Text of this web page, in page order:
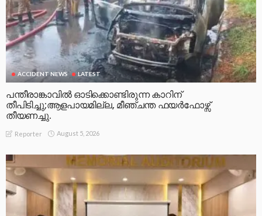
ACCIDENT NEWS LATEST
പന്തീരാങ്കാവിൽ ഓടിക്കൊണ്ടിരുന്ന കാറിന്
തീപിടിച്ചു;ആളപായമില്ല, മീഞ്ചന്ത ഫയർഫോഴ്സ്
തീയണച്ചു.
Reporter August 5, 2026